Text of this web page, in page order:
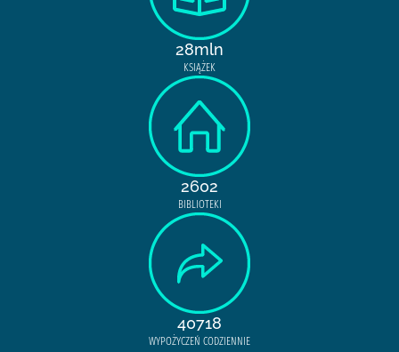
28mln
KSIĄŻEK
2602
BIBLIOTEKI
40718
WYPOŻYCZEŃ CODZIENNIE